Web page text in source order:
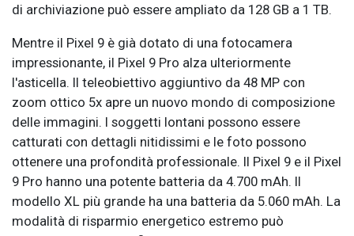
di archiviazione può essere ampliato da 128 GB a 1 TB.
Mentre il Pixel 9 è già dotato di una fotocamera
impressionante, il Pixel 9 Pro alza ulteriormente
l'asticella. Il teleobiettivo aggiuntivo da 48 MP con
zoom ottico 5x apre un nuovo mondo di composizione
delle immagini. I soggetti lontani possono essere
catturati con dettagli nitidissimi e le foto possono
ottenere una profondità professionale. Il Pixel 9 e il Pixel
9 Pro hanno una potente batteria da 4.700 mAh. Il
modello XL più grande ha una batteria da 5.060 mAh. La
modalità di risparmio energetico estremo può